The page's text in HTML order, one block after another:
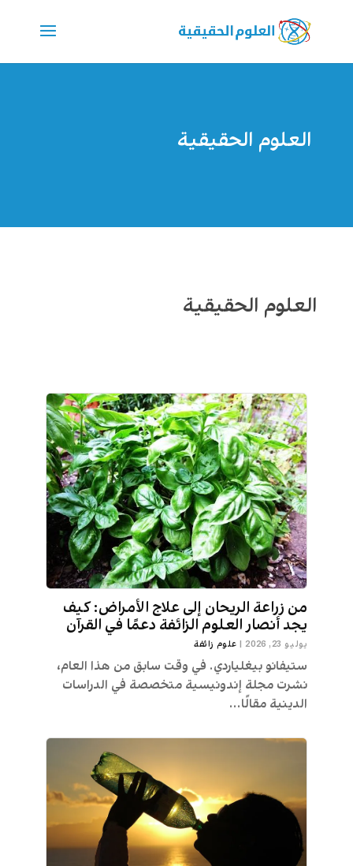
العلوم الحقيقية
العلوم الحقيقية
من زراعة الريحان إلى علاج الأمراض: كيف
يجد أنصار العلوم الزائفة دعمًا في القرآن
يوليو 23, 2026 | علوم زائفة
ستيفانو بيغلياردي. في وقت سابق من هذا العام،
نشرت مجلة إندونيسية متخصصة في الدراسات
الدينية مقالًا...